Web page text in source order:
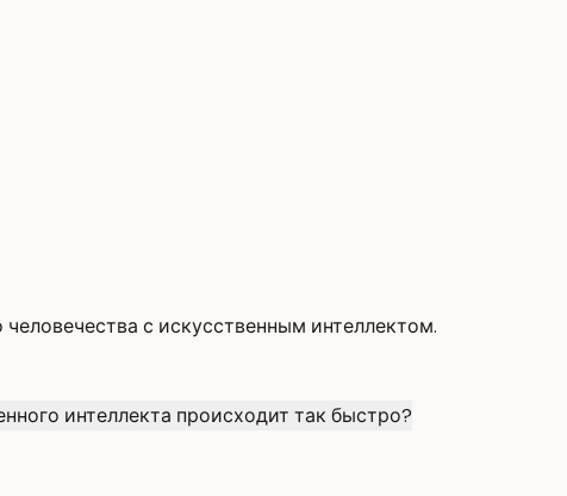
с искусственным интеллектом.
интеллекта происходит так быстро?